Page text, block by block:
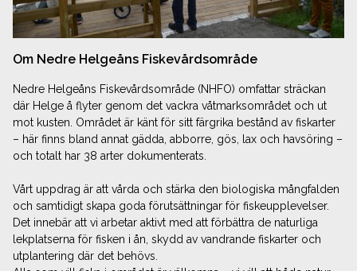
Om Nedre Helgeåns Fiskevårdsområde
Nedre Helgeåns Fiskevårdsområde (NHFO) omfattar sträckan
där Helge å flyter genom det vackra våtmarks­området och ut
mot kusten. Området är känt för sitt färgrika bestånd av fiskarter
– här finns bland annat gädda, abborre, gös, lax och havsöring –
och totalt har 38 arter dokumenterats.
Vårt uppdrag är att vårda och stärka den biologiska mångfalden
och samtidigt skapa goda förutsättningar för fiskeupplevelser.
Det innebär att vi arbetar aktivt med att förbättra de naturliga
lekplatserna för fisken i ån, skydd av vandrande fiskarter och
utplantering där det behövs.